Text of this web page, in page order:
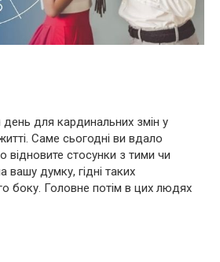
день для кардинальних змін у
Саме сьогодні ви вдало
відновите стосунки з тими чи
вашу думку, гідні таких
боку. Головне потім в цих людях